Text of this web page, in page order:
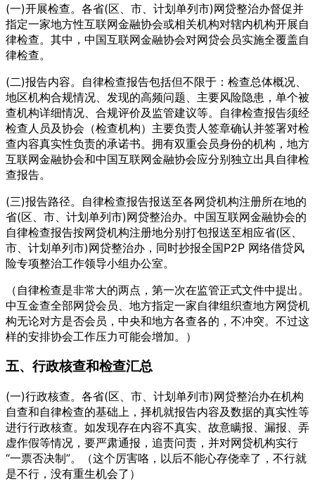
(一)开展检查。各省(区、市、计划单列市)网贷整治办督促并
指定一家地方性互联网金融协会或相关机构对辖内机构开展自
律检查。其中，中国互联网金融协会对网贷会员实施全覆盖自
律检查。
(二)报告内容。自律检查报告包括但不限于：检查总体概况、
地区机构合规情况、发现的高频问题、主要风险隐患，单个被
查机构详细情况、合规评价及监管建议等。自律检查报告须经
检查人员及协会（检查机构）主要负责人签章确认并签署对检
查内容真实性负责的承诺书。拥有双重会员身份的机构，地方
互联网金融协会和中国互联网金融协会应分别独立出具自律检
查报告。
(三)报告路径。自律检查报告报送至各网贷机构注册所在地的
省(区、市、计划单列市)网贷整治办。中国互联网金融协会的
自律检查报告按网贷机构注册地分别打包报送至相应省(区、
市、计划单列市)网贷整治办，同时抄报全国P2P 网络借贷风
险专项整治工作领导小组办公室。
（自律检查是非常大的两点，第一次在监管正式文件中提出。
中互金查全部网贷会员、地方指定一家自律组织查地方网贷机
构无论对方是否会员，中央和地方各查各的，不冲突。不过这
样的安排协会工作压力可能会增加。）
五、行政核查和检查汇总
(一)行政核查。各省(区、市、计划单列市)网贷整治办在机构
自查和自律检查的基础上，择机就报告内容及数据的真实性等
进行行政核查。如发现存在内容不真实、故意瞒报、漏报、弄
虚作假等情况，要严肃通报，追责问责，并对网贷机构实行
“一票否决制”。（这个厉害咯，以后不能心存侥幸了，不行就
是不行，没有重生机会了）